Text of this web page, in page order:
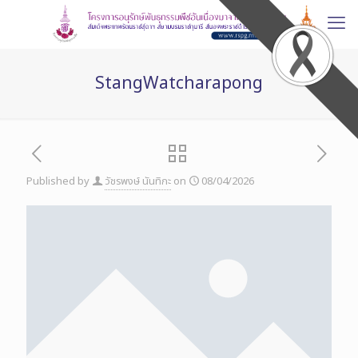
StangWatcharapong
Published by วัชรพงษ์ นันทิกะ on 08/04/2026